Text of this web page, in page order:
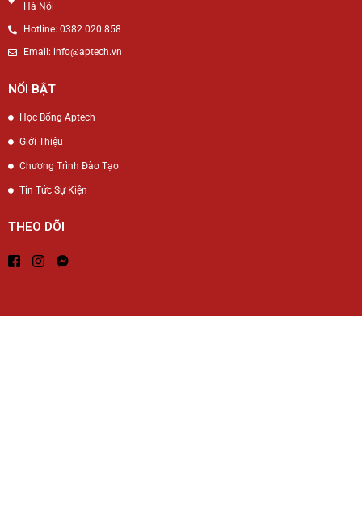
Hà Nội
Hotline: 0382 020 858
Email: info@aptech.vn
NỔI BẬT
Học Bổng Aptech
Giới Thiệu
Chương Trình Đào Tạo
Tin Tức Sự Kiện
THEO DÕI